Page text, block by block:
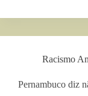
Racismo
Pernambuco diz